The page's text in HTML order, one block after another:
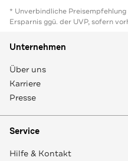
* Unverbindliche
Ersparnis ggü. der UVP, sofern
Unternehmen
Über uns
Karriere
Presse
Service
Hilfe & Kontakt